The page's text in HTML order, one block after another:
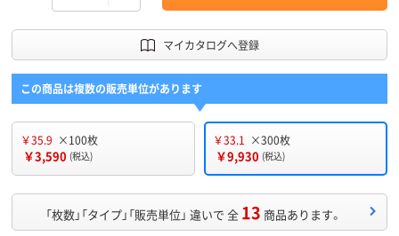
マイカタログへ登録
この商品は複数の販売単位があります
￥35.9 ×100枚
￥3,590 (税込)
￥33.1 ×300枚
￥9,930 (税込)
「枚数」「タイプ」「販売単位」 違いで 全 13 商品あります。